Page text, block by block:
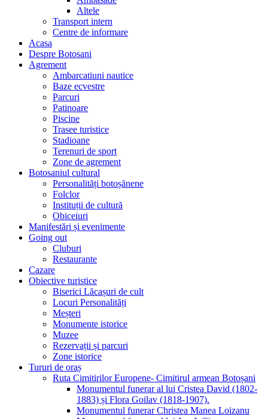
Altele
Transport intern
Centre de informare
Acasa
Despre Botosani
Agrement
Ambarcatiuni nautice
Baze ecvestre
Parcuri
Patinoare
Piscine
Trasee turistice
Stadioane
Terenuri de sport
Zone de agrement
Botosaniul cultural
Personalități botoșănene
Folclor
Instituții de cultură
Obiceiuri
Manifestări și evenimente
Going out
Cluburi
Restaurante
Cazare
Obiective turistice
Biserici Lăcașuri de cult
Locuri Personalități
Meșteri
Monumente istorice
Muzee
Rezervații și parcuri
Zone istorice
Tururi de oraș
Ruta Cimitirilor Europene- Cimitirul armean Botoșani
Monumentul funerar al lui Cristea David (1802-
1883) și Flora Goilav (1818-1907).
Monumentul funerar Christea Manea Loizanu